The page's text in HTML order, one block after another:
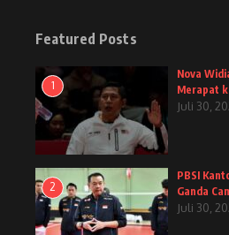
Featured Posts
1
Nova
Merapat
Juli 30,
2
PBSI
Ganda
Juli 30,